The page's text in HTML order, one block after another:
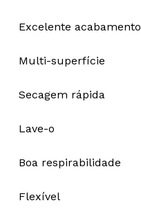
Excelente acabamento
Multi-superfície
Secagem rápida
Lave-o
Boa respirabilidade
Flexível